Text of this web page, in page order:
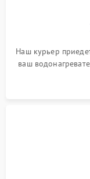
Наш курьер
ваш